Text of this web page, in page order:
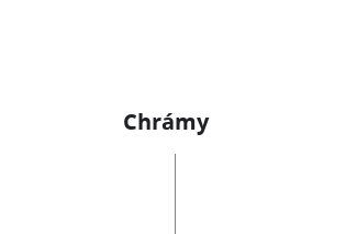
Chrámy